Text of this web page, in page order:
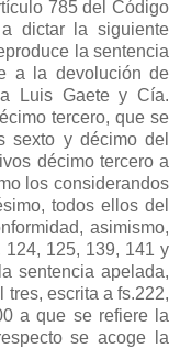
785 del Código
dictar la siguiente
la sentencia
a la devolución de
Luis Gaete y Cía.
tercero, que se
sexto y décimo del
décimo tercero a
los considerandos
todos ellos del
asimismo,
125, 139, 141 y
sentencia apelada,
escrita a fs.222,
a que se refiere la
se acoge la